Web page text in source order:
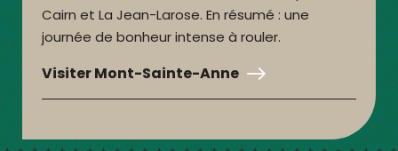
Cairn et La Jean-Larose. En résumé : une
journée de bonheur intense à rouler.
Visiter Mont-Sainte-Anne